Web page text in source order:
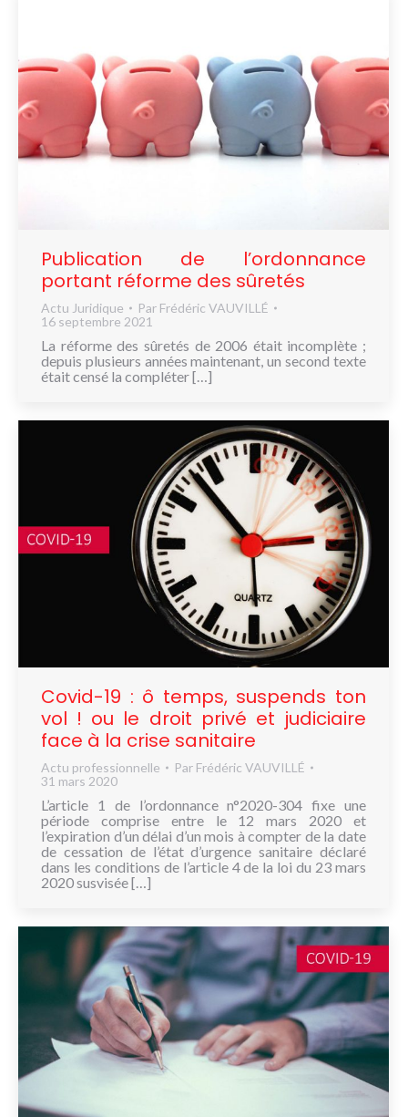
Publication de l’ordonnance
portant réforme des sûretés
Actu Juridique Par Frédéric VAUVILLÉ
16 septembre 2021
La réforme des sûretés de 2006 était incomplète ;
depuis plusieurs années maintenant, un second texte
était censé la compléter […]
Covid-19 : ô temps, suspends ton
vol ! ou le droit privé et judiciaire
face à la crise sanitaire
Actu professionnelle Par Frédéric VAUVILLÉ
31 mars 2020
L’article 1 de l’ordonnance n°2020-304 fixe une
période comprise entre le 12 mars 2020 et
l’expiration d’un délai d’un mois à compter de la date
de cessation de l’état d’urgence sanitaire déclaré
dans les conditions de l’article 4 de la loi du 23 mars
2020 susvisée […]